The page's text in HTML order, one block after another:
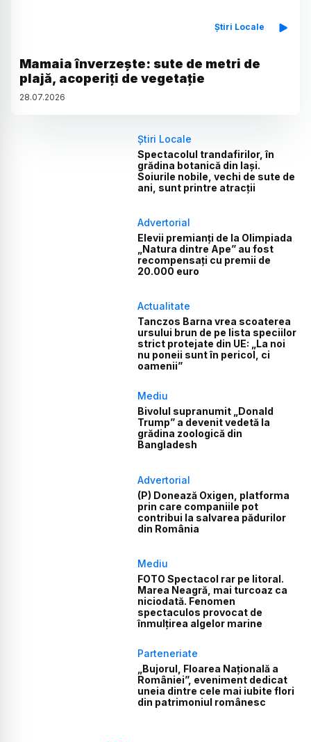
Știri Locale
Mamaia înverzește: sute de metri de
plajă, acoperiți de vegetație
28.07.2026
Știri Locale
Spectacolul trandafirilor, în
grădina botanică din Iași.
Soiurile nobile, vechi de sute de
ani, sunt printre atracții
Advertorial
Elevii premianți de la Olimpiada
„Natura dintre Ape” au fost
recompensați cu premii de
20.000 euro
Actualitate
Tanczos Barna vrea scoaterea
ursului brun de pe lista speciilor
strict protejate din UE: „La noi
nu poneii sunt în pericol, ci
oamenii”
Mediu
Bivolul supranumit „Donald
Trump” a devenit vedetă la
grădina zoologică din
Bangladesh
Advertorial
(P) Donează Oxigen, platforma
prin care companiile pot
contribui la salvarea pădurilor
din România
Mediu
FOTO Spectacol rar pe litoral.
Marea Neagră, mai turcoaz ca
niciodată. Fenomen
spectaculos provocat de
înmulțirea algelor marine
Parteneriate
„Bujorul, Floarea Națională a
României”, eveniment dedicat
uneia dintre cele mai iubite flori
din patrimoniul românesc